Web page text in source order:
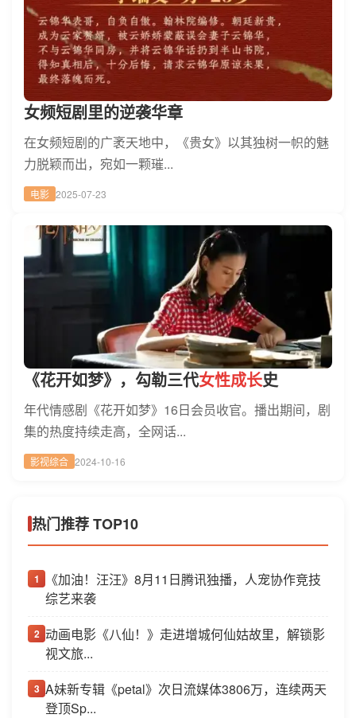
女频短剧里的逆袭华章
在女频短剧的广袤天地中，《贵女》以其独树一帜的魅
力脱颖而出，宛如一颗璀...
电影 2025-07-23
《花开如梦》，勾勒三代女性成长史
年代情感剧《花开如梦》16日会员收官。播出期间，剧
集的热度持续走高，全网话...
影视综合 2024-10-16
热门推荐 TOP10
1
《加油！汪汪》8月11日腾讯独播，人宠协作竞技
综艺来袭
2 动画电影《八仙！》走进增城何仙姑故里，解锁影
视文旅...
3 A妹新专辑《petal》次日流媒体3806万，连续两天
登顶Sp...